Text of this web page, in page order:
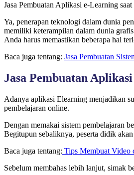
Jasa Pembuatan Aplikasi e-Learning
Ya, penerapan teknologi dalam dunia
memiliki keterampilan dalam dunia
Anda harus memastikan beberapa hal
Baca juga tentang: Jasa Pembuatan
Jasa Pembuatan
Adanya aplikasi Elearning menjadikan
pembelajaran online.
Dengan memakai sistem pembelajaran
Begitupun sebaliknya, peserta didik
Baca juga tentang: Tips Membuat Video
Sebelum membahas lebih lanjut, simak